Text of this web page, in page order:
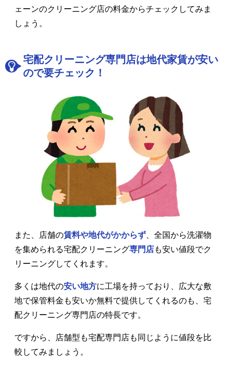
ェーンのクリーニング店の料金からチェックしてみま
しょう。
宅配クリーニング専門店は地代家賃が安い
ので要チェック！
また、店舗の賃料や地代がかからず 、全国から洗濯物
を集められる宅配クリーニング専門店も安い値段でク
リーニングしてくれます。
多くは地代の安い地方に工場を持っており、広大な敷
地で保管料金も安いか無料で提供してくれるのも、宅
配クリーニング専門店の特長です。
ですから、店舗型も宅配専門店も同じように値段を比
較してみましょう。